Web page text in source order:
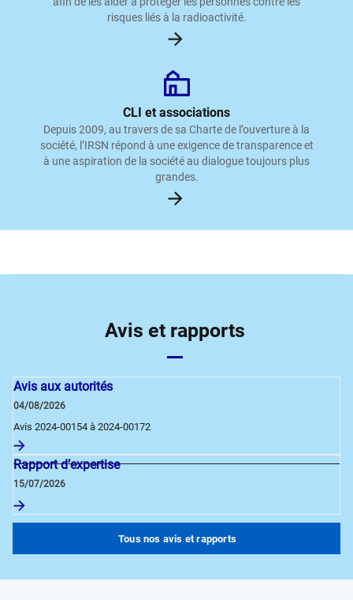
risques liés à la radioactivité.
CLI et associations
Depuis 2009, au travers de sa Charte de l’ouverture à la
société, l’IRSN répond à une exigence de transparence et
à une aspiration de la société au dialogue toujours plus
grandes.
Avis et rapports
Avis aux autorités
04/08/2026
Avis 2024-00154 à 2024-00172
Rapport d’expertise
15/07/2026
Tous nos avis et rapports